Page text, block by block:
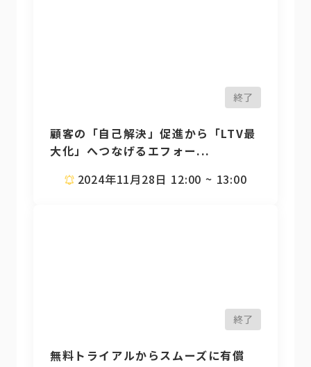
終了
顧客の「自己解決」促進から「LTV最
大化」へつなげるエフォー...
2024年11月28日 12:00 ~ 13:00
終了
無料トライアルからスムーズに有償